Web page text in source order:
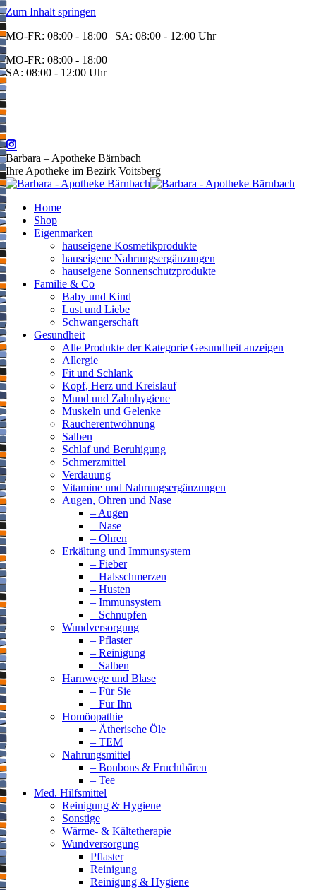
Zum Inhalt springen
MO-FR: 08:00 - 18:00 | SA: 08:00 - 12:00 Uhr
MO-FR: 08:00 - 18:00
SA: 08:00 - 12:00 Uhr
BEREITSCHAFT
+43 3142 62553
Barbara – Apotheke Bärnbach
Ihre Apotheke im Bezirk Voitsberg
Home
Shop
Eigenmarken
hauseigene Kosmetikprodukte
hauseigene Nahrungsergänzungen
hauseigene Sonnenschutzprodukte
Familie & Co
Baby und Kind
Lust und Liebe
Schwangerschaft
Gesundheit
Alle Produkte der Kategorie Gesundheit anzeigen
Allergie
Fit und Schlank
Kopf, Herz und Kreislauf
Mund und Zahnhygiene
Muskeln und Gelenke
Raucherentwöhnung
Salben
Schlaf und Beruhigung
Schmerzmittel
Verdauung
Vitamine und Nahrungsergänzungen
Augen, Ohren und Nase
– Augen
– Nase
– Ohren
Erkältung und Immunsystem
– Fieber
– Halsschmerzen
– Husten
– Immunsystem
– Schnupfen
Wundversorgung
– Pflaster
– Reinigung
– Salben
Harnwege und Blase
– Für Sie
– Für Ihn
Homöopathie
– Ätherische Öle
– TEM
Nahrungsmittel
– Bonbons & Fruchtbären
– Tee
Med. Hilfsmittel
Reinigung & Hygiene
Sonstige
Wärme- & Kältetherapie
Wundversorgung
Pflaster
Reinigung
Reinigung & Hygiene